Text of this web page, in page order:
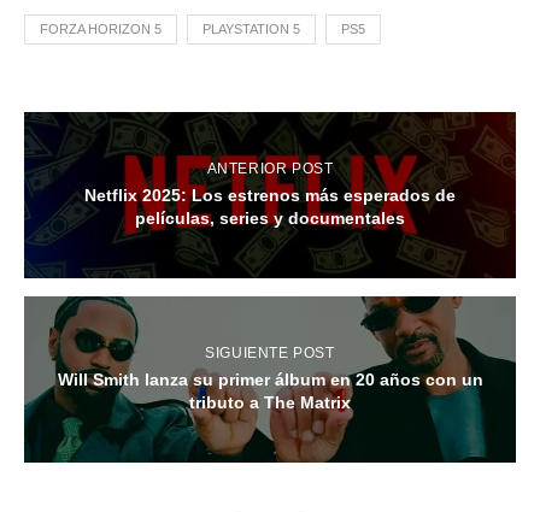
FORZA HORIZON 5 PLAYSTATION 5 PS5
ANTERIOR POST
Netflix 2025: Los estrenos más esperados de
películas, series y documentales
SIGUIENTE POST
Will Smith lanza su primer álbum en 20 años con un
tributo a The Matrix